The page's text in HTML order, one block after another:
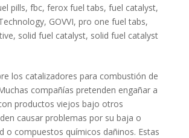
pills, fbc, ferox fuel tabs, fuel catalyst,
, GOVVI, pro one fuel tabs,
, solid fuel catalyst, solid fuel catalyst
los catalizadores para combustión de
compañías pretenden engañar a
productos viejos bajo otros
causar problemas por su baja o
o compuestos químicos dañinos. Estas